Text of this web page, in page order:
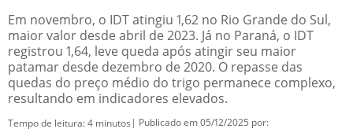
Em novembro, o IDT atingiu 1,62 no Rio Grande do Sul,
maior valor desde abril de 2023. Já no Paraná, o IDT
registrou 1,64, leve queda após atingir seu maior
patamar desde dezembro de 2020. O repasse das
quedas do preço médio do trigo permanece complexo,
resultando em indicadores elevados.
Tempo de leitura:4 minutos | Publicado em 05/12/2025 por: